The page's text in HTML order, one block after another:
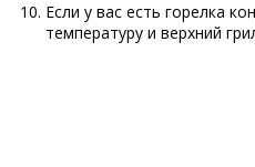
Если у вас есть горелка
температуру и верхний